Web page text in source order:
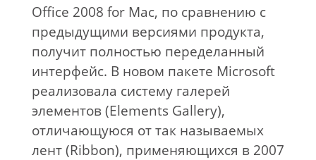
Office 2008 for Mac, по сравнению с
предыдущими версиями продукта,
получит полностью переделанный
интерфейс. В новом пакете Microsoft
реализовала систему галерей
элементов (Elements Gallery),
отличающуюся от так называемых
лент (Ribbon), применяющихся в 2007